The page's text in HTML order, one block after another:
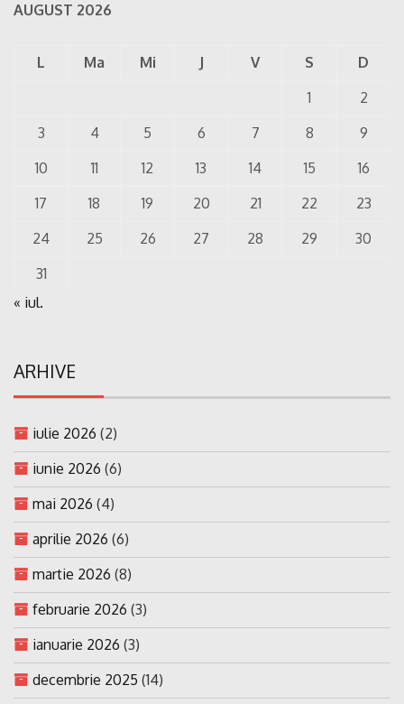
AUGUST 2026
L Ma Mi J V S
D
1
2
3
4 5 6 7 8
9
10
11 12 13 14 15
16
17
18 19 20 21 22
23
24
25 26 27 28 29
30
31
« iul.
ARHIVE
iulie 2026 (2)
iunie 2026 (6)
mai 2026 (4)
aprilie 2026 (6)
martie 2026 (8)
februarie 2026 (3)
ianuarie 2026 (3)
decembrie 2025 (14)